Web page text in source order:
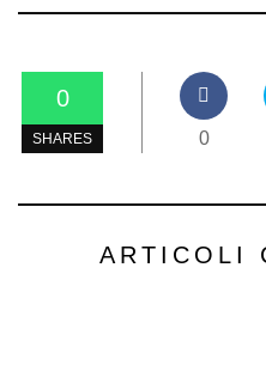
0
SHARES 0
ARTICOLI